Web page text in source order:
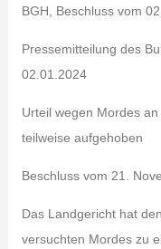
BGH, Beschluss vom
Pressemitteilung des
02.01.2024
Urteil wegen Mordes
teilweise aufgehoben
Beschluss vom 21.
Das Landgericht hat
versuchten Mordes zu